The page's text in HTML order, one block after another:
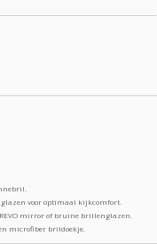
voor optimaal kijkcomfort.
mirror of bruine brillenglazen.
microfiber brildoekje.